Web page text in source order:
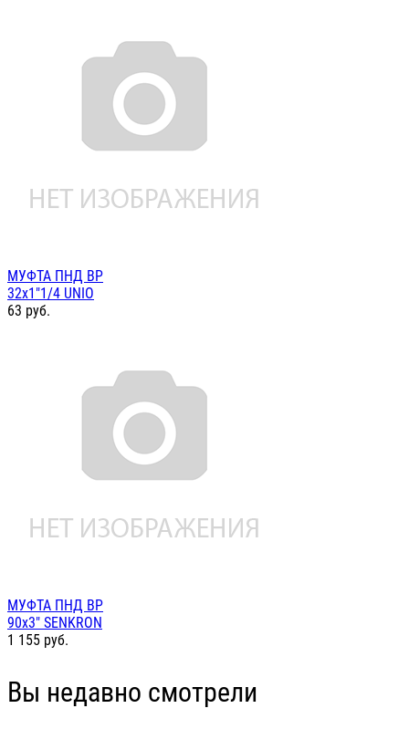
МУФТА ПНД ВР
32х1"1/4 UNIO
63 руб.
МУФТА ПНД ВР
90х3" SENKRON
1 155 руб.
Вы недавно смотрели